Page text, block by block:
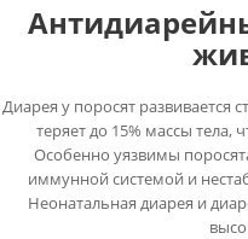
Диарея у поросят развивается
теряет до 15% массы тела,
Особенно уязвимы
иммунной системой и
Неонатальная диарея и